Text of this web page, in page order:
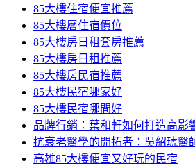
內
容
區
85大樓住宿便宜推薦
85大樓層住宿價位
85大樓房日租套房推薦
85大樓房日租推薦
85大樓房民宿推薦
85大樓民宿哪家好
85大樓民宿哪間好
品牌行銷：葉和軒如何打造高影
抗衰老醫學的開拓者：吳紹琥醫
高雄85大樓便宜又好玩的民宿